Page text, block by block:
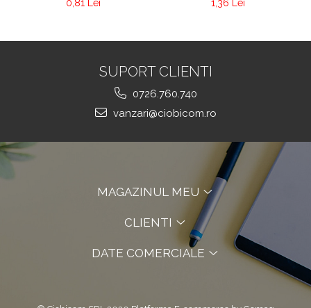
0,81 Lei
1,36 Lei
SUPORT CLIENTI
0726.760.740
vanzari@ciobicom.ro
MAGAZINUL MEU
CLIENTI
DATE COMERCIALE